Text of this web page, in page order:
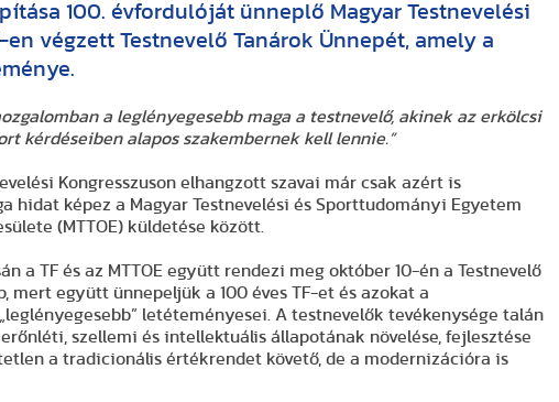
100. évfordulóját ünneplő Magyar Testnevelési
végzett Testnevelő Tanárok Ünnepét, amely a
a leglényegesebb maga a testnevelő, akinek az erkölcsi
kérdéseiben alapos szakembernek kell lennie.”
Kongresszuson elhangzott szavai már csak azért is
hidat képez a Magyar Testnevelési és Sporttudományi Egyetem
(MTTOE) küldetése között.
a TF és az MTTOE együtt rendezi meg október 10-én a Testnevelő
mert együtt ünnepeljük a 100 éves TF-et és azokat a
letéteményesei. A testnevelők tevékenysége talán
szellemi és intellektuális állapotának növelése, fejlesztése
a tradicionális értékrendet követő, de a modernizációra is